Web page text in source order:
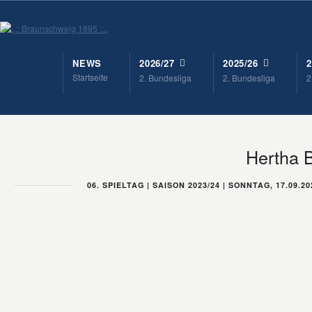
NEWS
Startseite
2026/27
2. Bundesliga
2025/26
2. Bundesliga
Hertha
06. SPIELTAG | SAISON 2023/24 | SONNTAG,